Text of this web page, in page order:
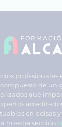
profesionales
compuesto de un
que
en bolsas
nuestra sección